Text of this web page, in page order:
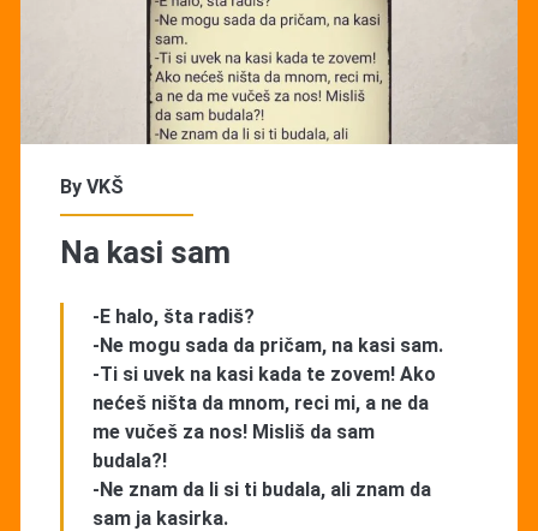
By VKŠ
Na kasi sam
-E halo, šta radiš?
-Ne mogu sada da pričam, na kasi sam.
-Ti si uvek na kasi kada te zovem! Ako
nećeš ništa da mnom, reci mi, a ne da
me vučeš za nos! Misliš da sam
budala?!
-Ne znam da li si ti budala, ali znam da
sam ja kasirka.